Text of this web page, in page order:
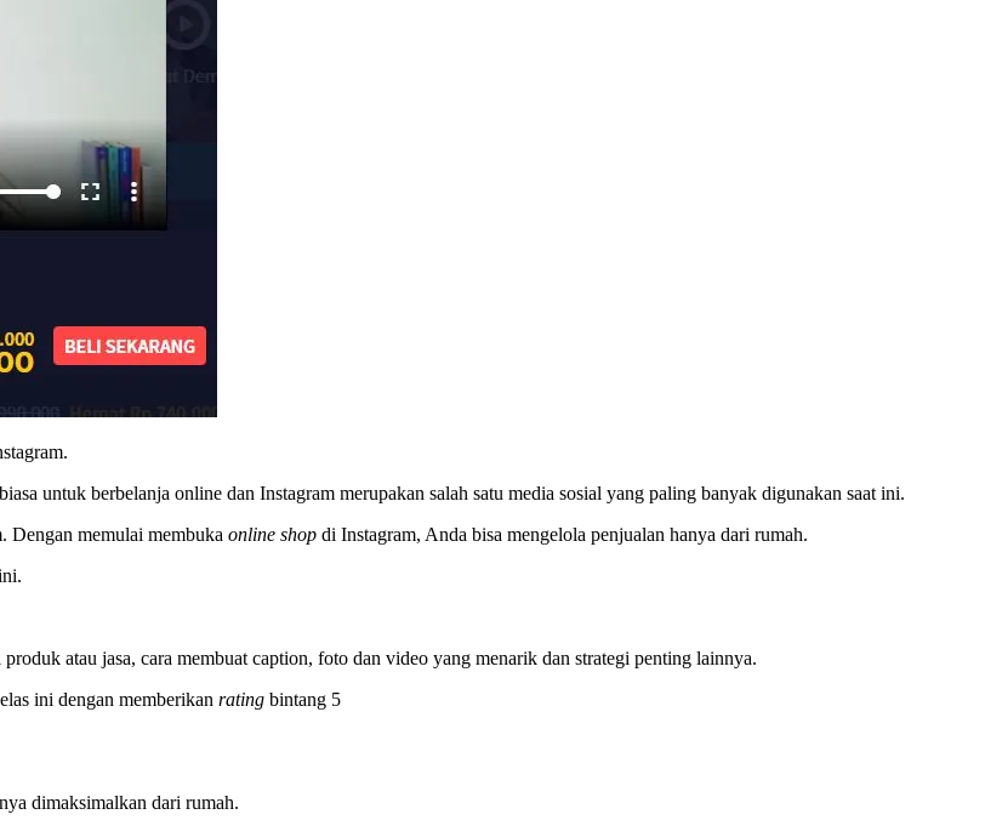
untuk berbelanja online dan Instagram merupakan salah satu media sosial yang paling banyak digunakan saat ini.
Dengan memulai membuka online shop di Instagram, Anda bisa mengelola penjualan hanya dari rumah.
atau jasa, cara membuat caption, foto dan video yang menarik dan strategi penting lainnya.
ini dengan memberikan rating bintang 5
dimaksimalkan dari rumah.